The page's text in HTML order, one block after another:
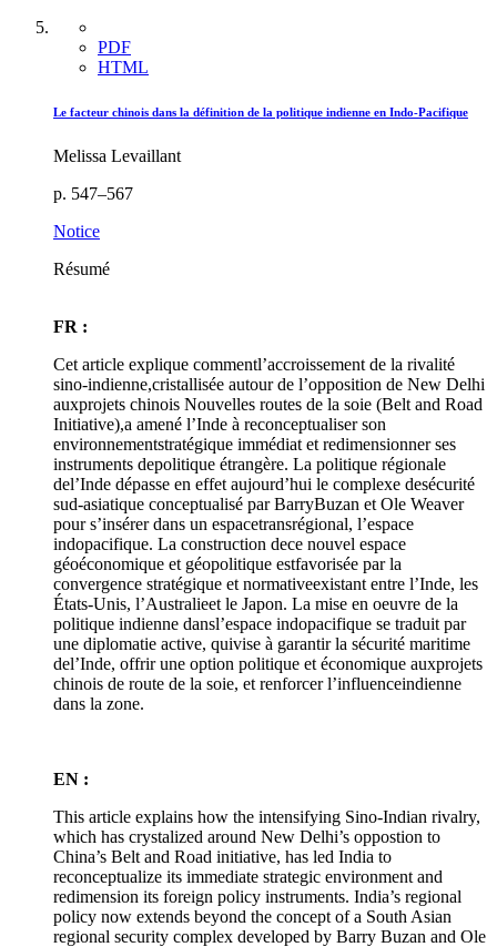
PDF
HTML
Le facteur chinois dans la définition de la politique indienne en Indo-Pacifique
Melissa Levaillant
p. 547–567
Notice
Résumé
FR :
Cet article explique commentl’accroissement de la rivalité
sino-indienne,cristallisée autour de l’opposition de New Delhi
auxprojets chinois Nouvelles routes de la soie (Belt and Road
Initiative),a amené l’Inde à reconceptualiser son
environnementstratégique immédiat et redimensionner ses
instruments depolitique étrangère. La politique régionale
del’Inde dépasse en effet aujourd’hui le complexe desécurité
sud-asiatique conceptualisé par BarryBuzan et Ole Weaver
pour s’insérer dans un espacetransrégional, l’espace
indopacifique. La construction dece nouvel espace
géoéconomique et géopolitique estfavorisée par la
convergence stratégique et normativeexistant entre l’Inde, les
États-Unis, l’Australieet le Japon. La mise en oeuvre de la
politique indienne dansl’espace indopacifique se traduit par
une diplomatie active, quivise à garantir la sécurité maritime
del’Inde, offrir une option politique et économique auxprojets
chinois de route de la soie, et renforcer l’influenceindienne
dans la zone.
EN :
This article explains how the intensifying Sino-Indian rivalry,
which has crystalized around New Delhi’s oppostion to
China’s Belt and Road initiative, has led India to
reconceptualize its immediate strategic environment and
redimension its foreign policy instruments. India’s regional
policy now extends beyond the concept of a South Asian
regional security complex developed by Barry Buzan and Ole